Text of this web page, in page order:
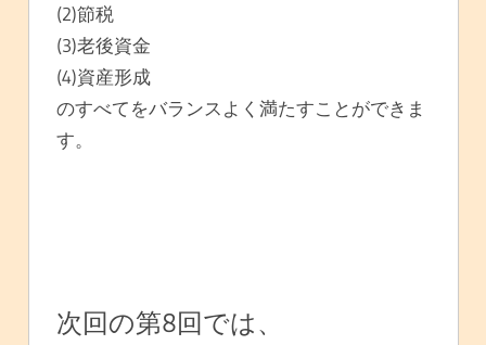
(2)節税
(3)老後資金
(4)資産形成
のすべてをバランスよく満たすことができま
す。
次回の第8回では、